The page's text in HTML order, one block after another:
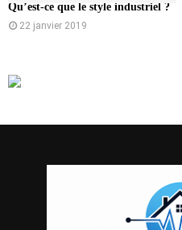
Qu’est-ce que le style industriel ?
22 janvier 2019